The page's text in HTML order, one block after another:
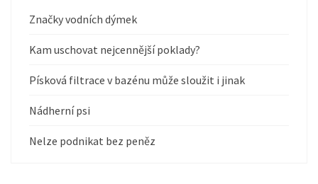
Značky vodních dýmek
Kam uschovat nejcennější poklady?
Písková filtrace v bazénu může sloužit i jinak
Nádherní psi
Nelze podnikat bez peněz